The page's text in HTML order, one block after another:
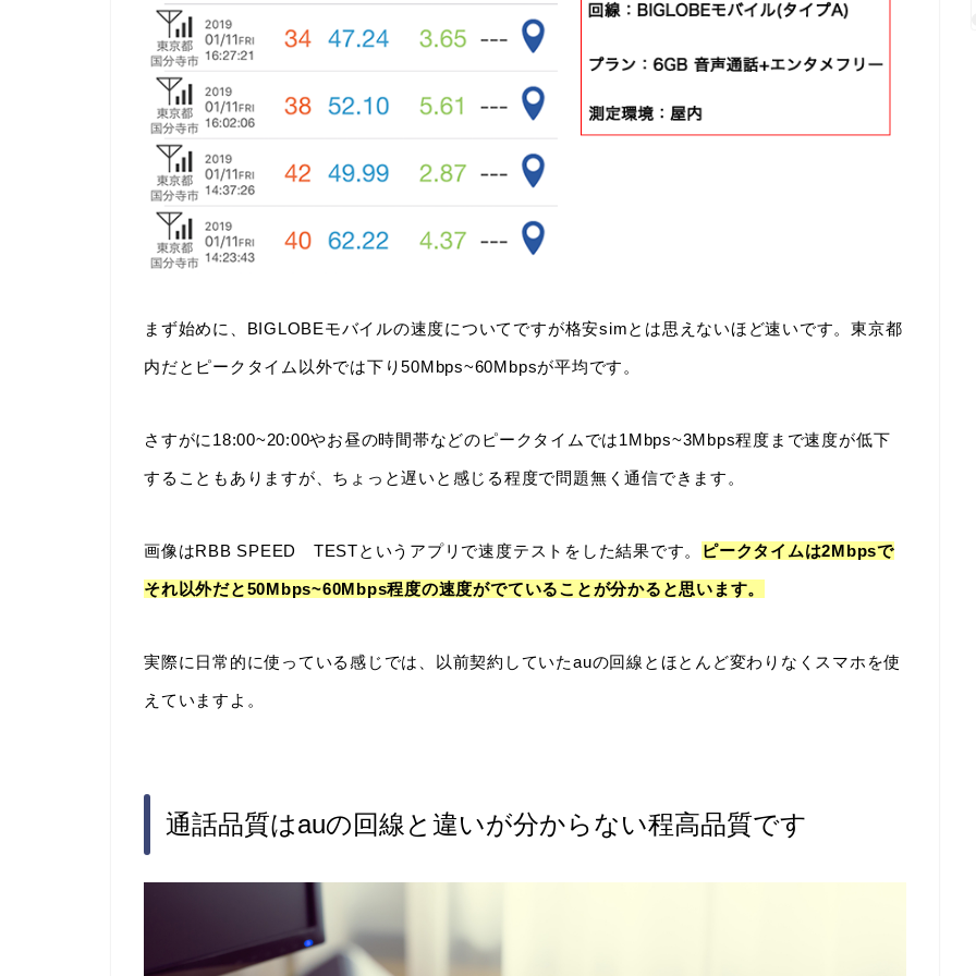
まず始めに、BIGLOBEモバイルの速度についてですが格安simとは思えないほど速いです。東京都
内だとピークタイム以外では下り50Mbps~60Mbpsが平均です。
さすがに18:00~20:00やお昼の時間帯などのピークタイムでは1Mbps~3Mbps程度まで速度が低下
することもありますが、ちょっと遅いと感じる程度で問題無く通信できます。
画像はRBB SPEED TESTというアプリで速度テストをした結果です。 ピークタイムは2Mbpsで
それ以外だと50Mbps~60Mbps程度の速度がでていることが分かると思います。
実際に日常的に使っている感じでは、以前契約していたauの回線とほとんど変わりなくスマホを使
えていますよ。
通話品質はauの回線と違いが分からない程高品質です